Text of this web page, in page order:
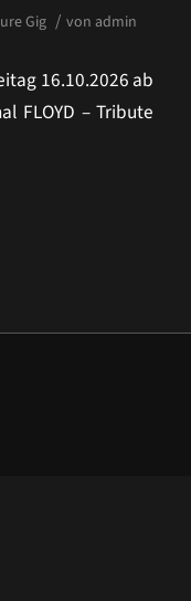
Gig / von admin
16.10.2026 ab
FLOYD – Tribute